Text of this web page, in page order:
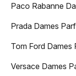
Paco Rabanne
Prada Dames
Tom Ford Dames
Versace Dames